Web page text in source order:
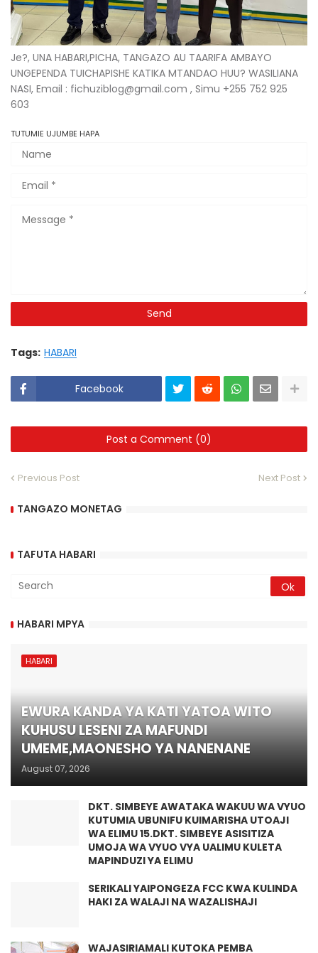
Je?, UNA HABARI,PICHA, TANGAZO AU TAARIFA AMBAYO
UNGEPENDA TUICHAPISHE KATIKA MTANDAO HUU? WASILIANA
NASI, Email : fichuziblog@gmail.com , Simu +255 752 925
603
TUTUMIE UJUMBE HAPA
Tags: HABARI
Facebook
Post a Comment (0)
Previous Post Next Post
TANGAZO MONETAG
TAFUTA HABARI
HABARI MPYA
HABARI
EWURA KANDA YA KATI YATOA WITO
KUHUSU LESENI ZA MAFUNDI
UMEME,MAONESHO YA NANENANE
August 07, 2026
DKT. SIMBEYE AWATAKA WAKUU WA VYUO
KUTUMIA UBUNIFU KUIMARISHA UTOAJI
WA ELIMU 15.DKT. SIMBEYE ASISITIZA
UMOJA WA VYUO VYA UALIMU KULETA
MAPINDUZI YA ELIMU
SERIKALI YAIPONGEZA FCC KWA KULINDA
HAKI ZA WALAJI NA WAZALISHAJI
WAJASIRIAMALI KUTOKA PEMBA